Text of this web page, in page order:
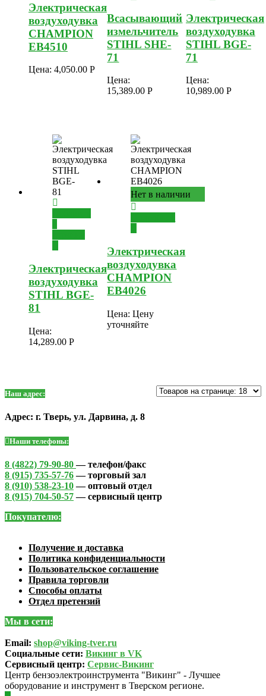
Электрическая
воздуходувка
CHAMPION
EB4510
Цена: 4,050.00 Р
Всасывающий
измельчитель
STIHL SHE-
71
Цена:
15,389.00Р
Электрическая
воздуходувка
STIHL BGE-
71
Цена:
10,989.00 Р
Электрическая
воздуходувка
STIHL BGE-
81
Цена:
14,289.00 Р
Нет в наличии
Электрическая
воздуходувка
CHAMPION
EB4026
Цена:Цену
уточняйте
Наш адрес:
Адрес: г. Тверь, ул. Дарвина, д. 8
Наши телефоны:
8 (4822) 79-90-80— телефон/факс
8 (915) 735-57-76— торговый зал
8 (910) 538-23-10— оптовый отдел
8 (915) 704-50-57— сервисный центр
Покупателю:
Получение и доставка
Политика конфиденциальности
Пользовательское соглашение
Правила торговли
Способы оплаты
Отдел претензий
Мы в сети:
Email: shop@viking-tver.ru
Социальные сети: Викинг в VK
Сервисный центр: Сервис-Викинг
Центр бензоэлектроинструмента "Викинг" - Лучшее
оборудование и инструмент в Тверском регионе.